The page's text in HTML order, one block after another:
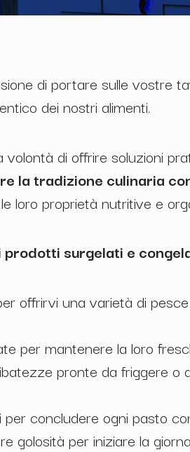
di portare sulle vostre
dei nostri alimenti.
volontà di offrire soluzioni
la tradizione culinaria
loro proprietà nutritive e
surgelati e
offrirvi una varietà di
per mantenere la loro
pronte da friggere
per concludere ogni pasto
golosità per iniziare la